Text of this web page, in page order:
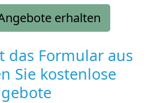
erhalten
das Formular aus
Sie kostenlose